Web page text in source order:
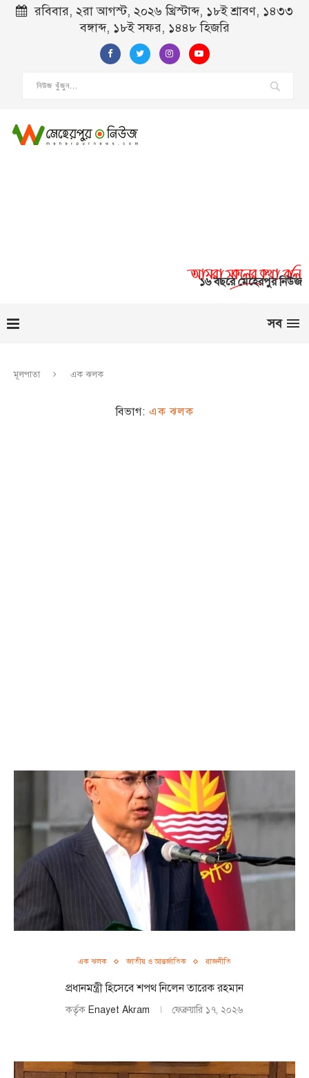
রবিবার, ২রা আগস্ট, ২০২৬ খ্রিস্টাব্দ, ১৮ই শ্রাবণ, ১৪৩৩
বঙ্গাব্দ, ১৮ই সফর, ১৪৪৮ হিজরি
১৬ বছরে মেহেরপুর নিউজ
সব
মূলপাতা এক ঝলক
বিভাগ: এক ঝলক
এক ঝলক জাতীয় ও আন্তর্জাতিক রাজনীতি
প্রধানমন্ত্রী হিসেবে শপথ নিলেন তারেক রহমান
কর্তৃক Enayet Akram ফেব্রুয়ারি ১৭, ২০২৬